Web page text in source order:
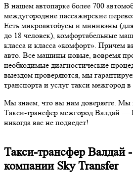
В нашем автопарке более 700
междугородние пассажирские
Есть микроавтобусы и минивэны
до 18 человек), комфортабельные
класса и класса «комфорт». Причем
авто. Все машины новые, вовремя
необходимые диагностические
выездом проверяются, мы
транспорта и услуг такси межгород
Мы знаем, что вы нам доверяете. Мы
Такси-трансфер межгород Валдай —
никогда вас не подведет!
Такси-трансфер Валдай
компании Sky Transfer